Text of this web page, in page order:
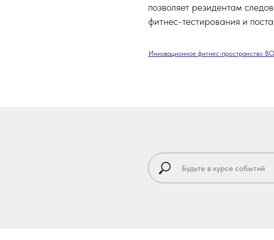
позволяет резидентам
фитнес-тестирования и
Инновационное фитнес-пространство